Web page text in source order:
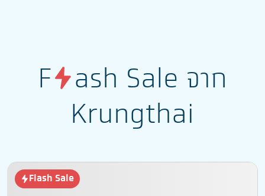
F
ash Sale จาก
Krungthai
Flash Sale